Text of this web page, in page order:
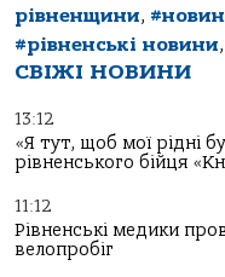
рівненщини,
#рівненські новини,
СВІЖІ НОВИНИ
13:12
«Я тут, щоб мої рідні
рівненського бійця
11:12
Рівненські медики
велопробіг